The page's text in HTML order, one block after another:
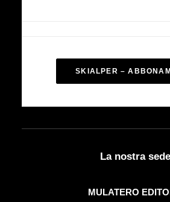
SKIALPER –
La nostra sede
MULATERO